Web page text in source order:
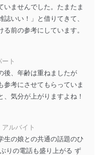
り、個人情報データ
テムを使用する従業
。
止
のオペレーティング
しています。
にセキュリティ対策
動更新 機能等の活用
ています。
等の防止
含まれるファイルを
ルへのパスワードを
いませんでした。たまたま
いい！」と借りてきて、
前の参考にしています。
ト
後、年齢は重ねましたが
参考にさせてもらっていま
気分が上がりますよね！
アルバイト
生の娘との共通の話題のひ
りの電話も盛り上がる ず